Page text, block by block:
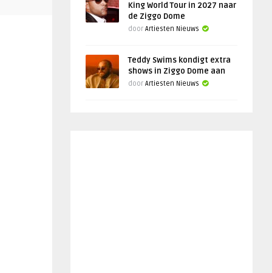
King World Tour in 2027 naar
de Ziggo Dome
door Artiesten Nieuws
Teddy Swims kondigt extra
shows in Ziggo Dome aan
door Artiesten Nieuws